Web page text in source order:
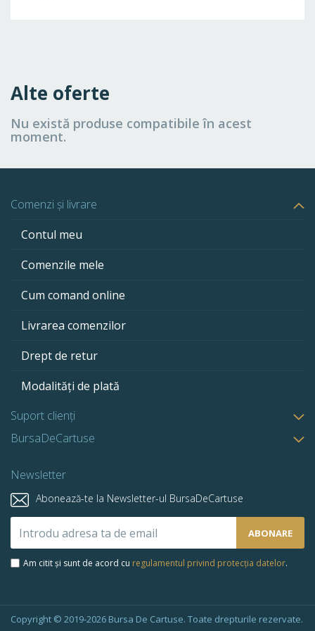
Alte oferte
Nu există produse compatibile în acest
moment.
Comenzi și livrare
Contul meu
Comenzile mele
Cum comand online
Livrarea comenzilor
Drept de retur
Modalități de plată
Suport clienți
BursaDeCartuse
Newsletter
Abonează-te la Newsletter-ul BursaDeCartuse
la
newsletter-
ABONARE
Am citit și sunt de acord cu regulamentul privind protecția datelor.
Copyright © 2019-2026 Bursa De Cartuse. Toate drepturile rezervate.